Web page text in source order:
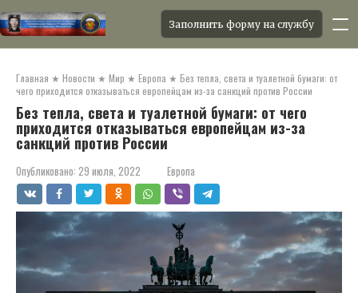
контенту
Заполнить форму на службу
Главная ★ Новости ★ Мир ★ Европа ★ Без тепла, света и туалетной бумаги: от
чего приходится отказываться европейцам из-за санкций против России
Без тепла, света и туалетной бумаги: от чего
приходится отказываться европейцам из-за
санкций против России
Опубликовано: 29 июля, 2022 Европа